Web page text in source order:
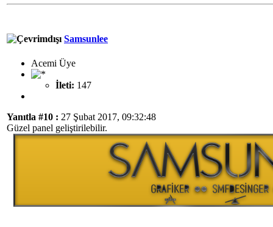
Samsunlee
Acemi Üye
İleti: 147
Yanıtla #10 : 27 Şubat 2017, 09:32:48
Güzel panel geliştirilebilir.